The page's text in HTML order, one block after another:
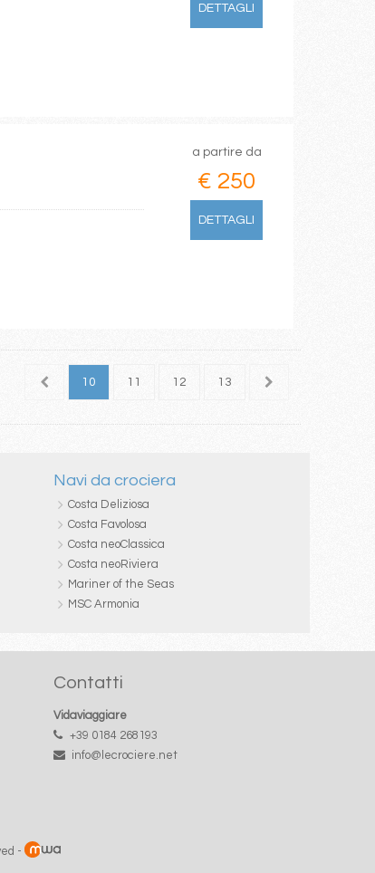
DETTAGLI
a partire da
€ 250
DETTAGLI
9 10 11 12 13 14
Navi da crociera
Costa Deliziosa
Costa Favolosa
Costa neoClassica
Costa neoRiviera
Mariner of the Seas
MSC Armonia
Contatti
Vidaviaggiare
+39 0184 268193
info@lecrociere.net
-